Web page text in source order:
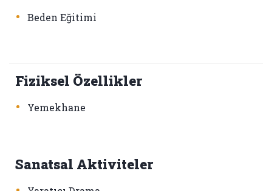
• Beden Eğitimi
Fiziksel Özellikler
• Yemekhane
Sanatsal Aktiviteler